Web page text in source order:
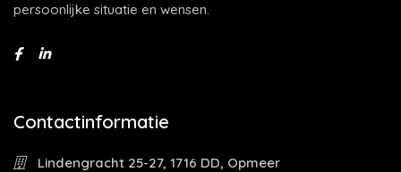
persoonlijke situatie en wensen.
Contactinformatie
Lindengracht 25-27, 1716 DD, Opmeer